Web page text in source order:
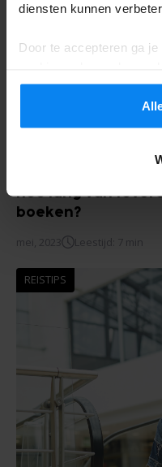
diensten kunnen
Door te accepteren ga
instellingen op elk
Hoe lang van
boeken?
mei, 2023 Leestijd: 7 min
REISTIPS